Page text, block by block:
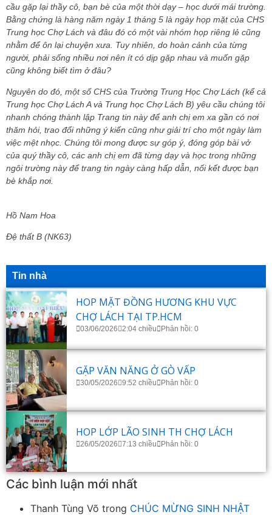
cầu gặp lại thầy cô, bạn bè của một thời dạy – học dưới mái trường.
Bằng chứng là hàng năm ngày 1 tháng 5 là ngày họp mặt của CHS
Trung học Chợ Lách và đâu đó có một vài nhóm họp riêng lẻ cũng
nhằm để ôn lại chuyện xưa. Tuy nhiên, do hoàn cảnh của từng
người, phải sống nhiều nơi nên ít có dịp gặp nhau và muốn gặp
cũng không biết tìm ở đâu?
Nguyên do đó, một số CHS của Trường Trung Học Chợ Lách (kể cả
Trung học Chợ Lách A và Trung học Chợ Lách B) yêu cầu chúng tôi
nhanh chóng thành lập Trang tin này để anh chị em xa gần có nơi
thăm hỏi, trao đổi những ý kiến cũng như giải trí cho một ngày làm
việc mệt nhọc. Chúng tôi mong được sự góp ý, đóng góp bài vở
của quý thầy cô, các anh chị em đã từng dạy và học trong những
ngôi trường này để trang tin ngày càng hấp dẫn, nối kết được bạn
bè khắp nơi.
Hồ Nam Hoa
Đệ thất B (NK63)
Tin nhà
HOP MẶT ĐỒNG HƯƠNG KHU VỰC
CHỢ LÁCH TẠI TP.HCM
03/06/2026 2:04 chiều Phản hồi: 0
GẶP VĂN NĂNG Ở GÒ VẤP
30/05/2026 9:52 chiều Phản hồi: 0
HOP LỚP LÃO SINH TH CHỢ LÁCH
26/05/2026 7:13 chiều Phản hồi: 0
Các bình luận mới nhất
Thanh Tùng Võ trong CHÚC MỪNG SINH NHẬT